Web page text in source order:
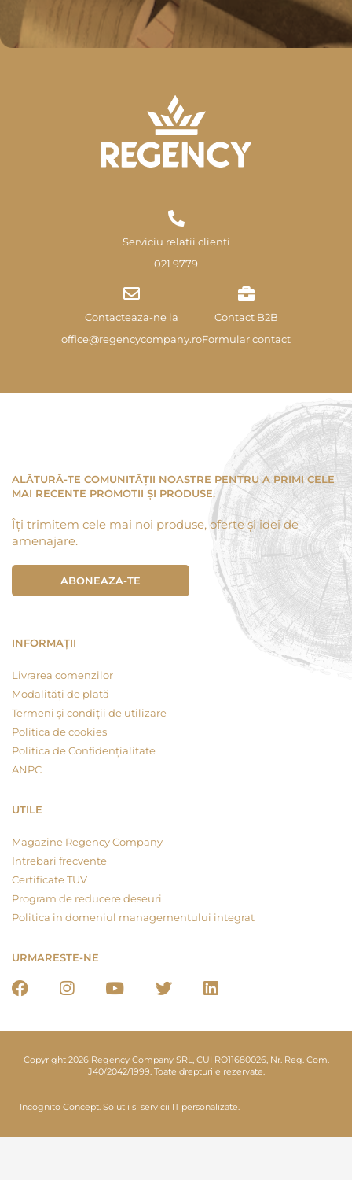
Serviciu relatii clienti
021 9779
Contacteaza-ne la
office@regencycompany.ro
Contact B2B
Formular contact
ALĂTURĂ-TE COMUNITĂȚII NOASTRE PENTRU A PRIMI CELE
MAI RECENTE PROMOTII ȘI PRODUSE.
Îți trimitem cele mai noi produse, oferte și idei de
amenajare.
ABONEAZA-TE
INFORMAȚII
Livrarea comenzilor
Modalități de plată
Termeni și condiții de utilizare
Politica de cookies
Politica de Confidențialitate
ANPC
UTILE
Magazine Regency Company
Intrebari frecvente
Certificate TUV
Program de reducere deseuri
Politica in domeniul managementului integrat
URMARESTE-NE
Copyright 2026 Regency Company SRL, CUI RO11680026, Nr. Reg. Com.
J40/2042/1999. Toate drepturile rezervate.
Incognito Concept. Solutii si servicii IT personalizate.